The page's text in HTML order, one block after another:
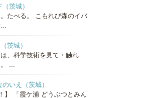
茨城）
たべる。 こもれび森のイバ
茨城）
、科学技術を見て・触れ
...
いえ（茨城）
】 「霞ケ浦 どうぶつとみん